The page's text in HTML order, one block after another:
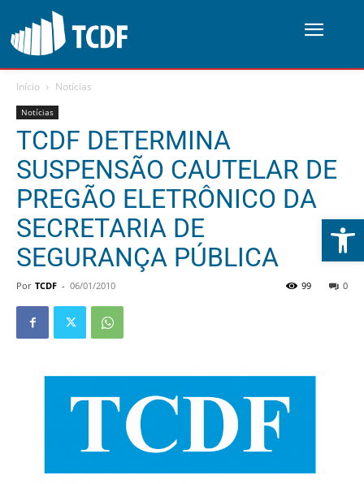
Abrir
Início Notícias
Notícias
TCDF DETERMINA
SUSPENSÃO CAUTELAR DE
PREGÃO ELETRÔNICO DA
SECRETARIA DE
SEGURANÇA PÚBLICA
Por TCDF - 06/01/2010 0
99